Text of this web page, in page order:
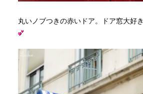
丸いノブつきの赤いドア。ドア窓大好き